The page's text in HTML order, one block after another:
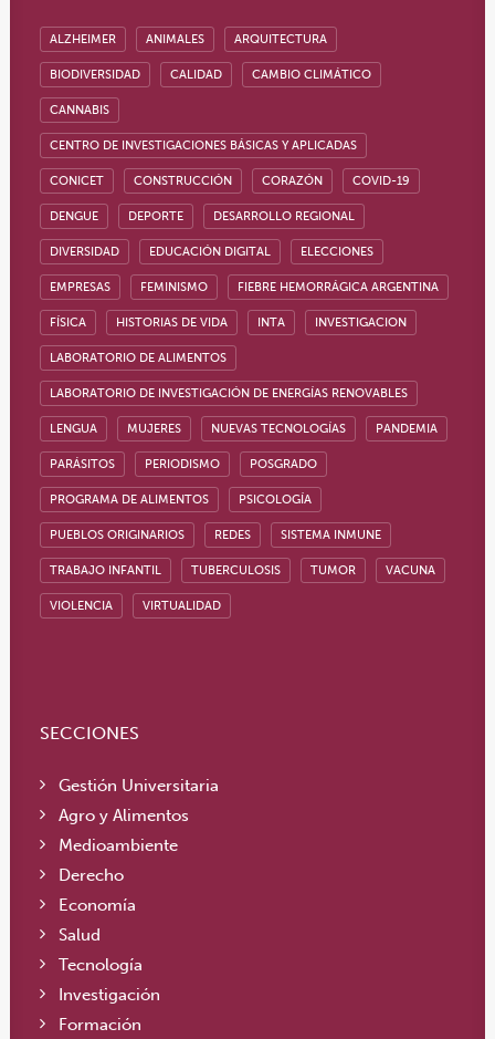
ALZHEIMER ANIMALES ARQUITECTURA
BIODIVERSIDAD CALIDAD CAMBIO CLIMÁTICO
CANNABIS
CENTRO DE INVESTIGACIONES BÁSICAS Y APLICADAS
CONICET CONSTRUCCIÓN CORAZÓN COVID-19
DENGUE DEPORTE DESARROLLO REGIONAL
DIVERSIDAD EDUCACIÓN DIGITAL ELECCIONES
EMPRESAS FEMINISMO FIEBRE HEMORRÁGICA ARGENTINA
FÍSICA HISTORIAS DE VIDA INTA INVESTIGACION
LABORATORIO DE ALIMENTOS
LABORATORIO DE INVESTIGACIÓN DE ENERGÍAS RENOVABLES
LENGUA MUJERES NUEVAS TECNOLOGÍAS PANDEMIA
PARÁSITOS PERIODISMO POSGRADO
PROGRAMA DE ALIMENTOS PSICOLOGÍA
PUEBLOS ORIGINARIOS REDES SISTEMA INMUNE
TRABAJO INFANTIL TUBERCULOSIS TUMOR VACUNA
VIOLENCIA VIRTUALIDAD
SECCIONES
Gestión Universitaria
Agro y Alimentos
Medioambiente
Derecho
Economía
Salud
Tecnología
Investigación
Formación